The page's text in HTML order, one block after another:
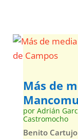
Más de
por Adrián
Castromocho
Benito